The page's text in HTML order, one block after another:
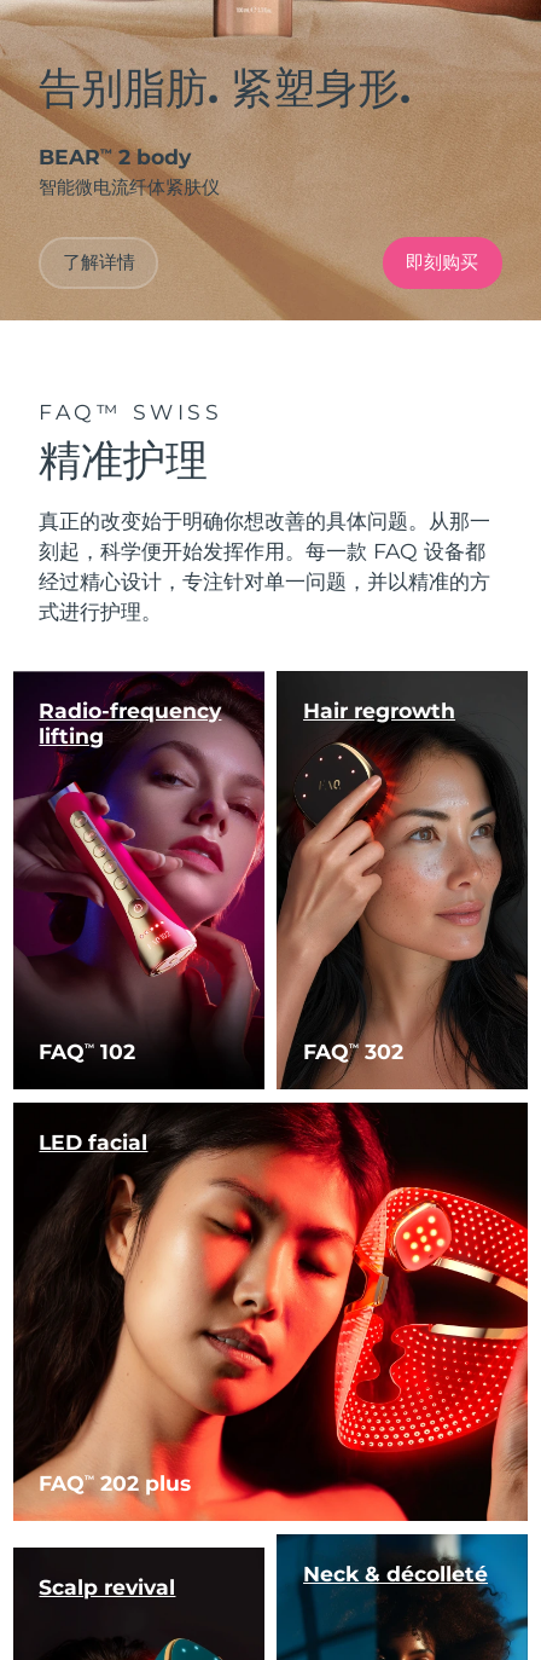
告别脂肪. 紧塑身形.
BEAR™ 2 body
智能微电流纤体紧肤仪
了解详情 即刻购买
FAQ™ SWISS
精准护理
真正的改变始于明确你想改善的具体问题。从那一
刻起，科学便开始发挥作用。每一款 FAQ 设备都
经过精心设计，专注针对单一问题，并以精准的方
式进行护理。
FAQTM 102
Radio-frequency
lifting
FAQTM302
Hair regrowth
FAQTM 202 plus
LED facial
Scalp revival
Neck & décolleté